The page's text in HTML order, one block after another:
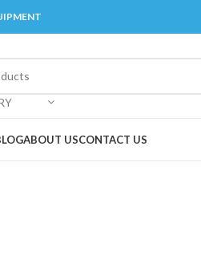
ABOUT USCONTACT US